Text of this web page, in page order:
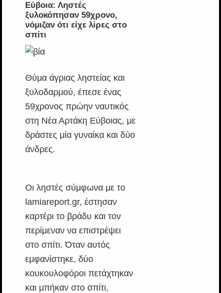
Εύβοια: Ληστές
ξυλοκόπησαν 59χρονο,
νόμιζαν ότι είχε λίρες στο
σπίτι
Θύμα άγριας ληστείας και
ξυλοδαρμού, έπεσε ένας
59χρονος πρώην ναυτικός
στη Νέα Αρτάκη Εύβοιας, με
δράστες μία γυναίκα και δύο
άνδρες.
Οι ληστές σύμφωνα με το
lamiareport.gr, έστησαν
καρτέρι το βράδυ και τον
περίμεναν να επιστρέψει
στο σπίτι. Όταν αυτός
εμφανίστηκε, δύο
κουκουλοφόροι πετάχτηκαν
και μπήκαν στο σπίτι,